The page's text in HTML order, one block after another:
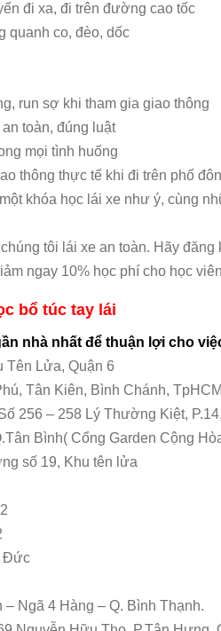
đi xa, đi trên đường cao tốc
quanh co, đèo, dốc
run sợ khi tham gia giao thông
toàn, đúng luật
mọi tình huống
thông thực tế khi đi trên phố
khóa học lái xe như ý, cùng
tôi lái xe an toàn. Hãy
ngay 10% học phí cho học
bổ túc tay lái
nhà nhất để thuận lợi cho
Tên Lửa, Quận 6
Tân Kiên, Bình Chánh, TpHCM
256 – 258 Lý Thường Kiệt,
Bình( Cổng Garden Cộng
số 19, Khu tên lửa
Đức
Ngã 4 Hàng – Q. Bình Thạnh.